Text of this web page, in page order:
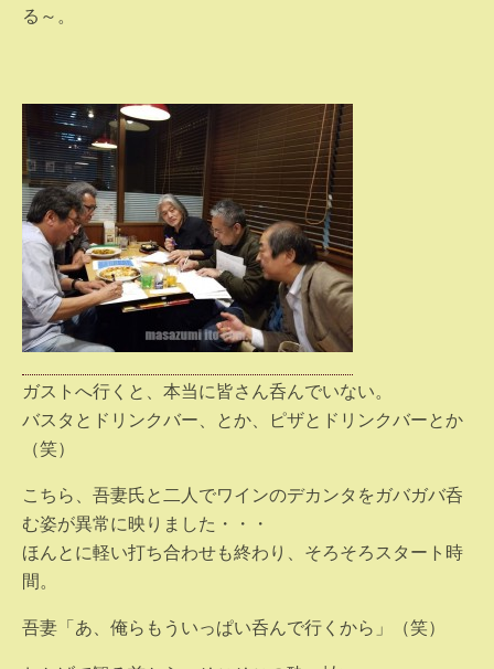
る～。
ガストへ行くと、本当に皆さん呑んでいない。
バスタとドリンクバー、とか、ピザとドリンクバーとか
（笑）
こちら、吾妻氏と二人でワインのデカンタをガバガバ呑
む姿が異常に映りました・・・
ほんとに軽い打ち合わせも終わり、そろそろスタート時
間。
吾妻「あ、俺らもういっぱい呑んで行くから」（笑）